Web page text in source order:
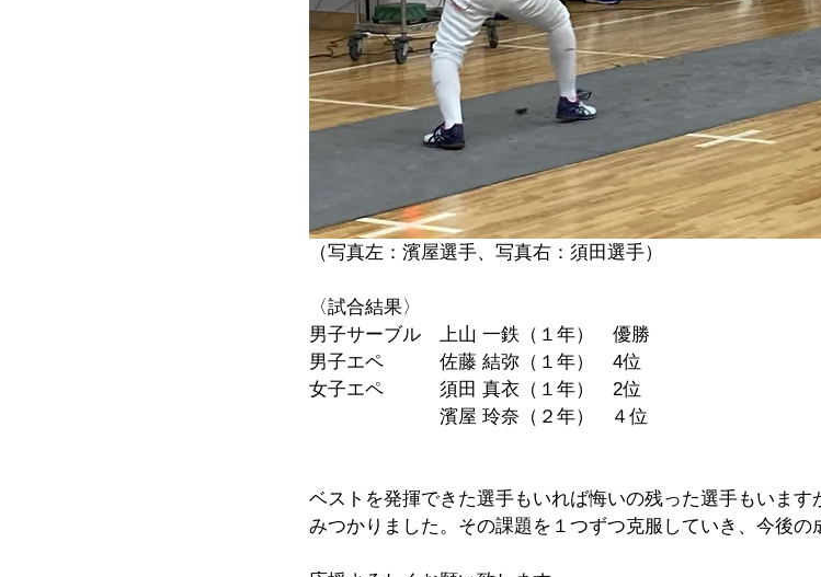
（写真左：濱屋選手、写真右：須田選手）
〈試合結果〉
男子サーブル　上山 一鉄（１年）　優勝
男子エペ　　　佐藤 結弥（１年）　4位
女子エペ　　　須田 真衣（１年）　2位
濱屋 玲奈（２年）   ４位
ベストを発揮できた選手もいれば悔いの残った選手もいま
みつかりました。その課題を１つずつ克服していき、今後の